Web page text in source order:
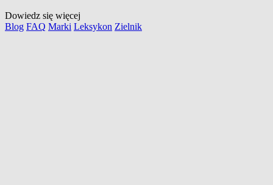
Dowiedz się więcej
Blog FAQ Marki Leksykon Zielnik